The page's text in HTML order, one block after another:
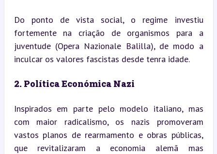
Do ponto de vista social, o regime investiu
fortemente na criação de organismos para a
juventude (Opera Nazionale Balilla), de modo a
inculcar os valores fascistas desde tenra idade.
2. Política Económica Nazi
Inspirados em parte pelo modelo italiano, mas
com maior radicalismo, os nazis promoveram
vastos planos de rearmamento e obras públicas,
que revitalizaram a economia alemã mas